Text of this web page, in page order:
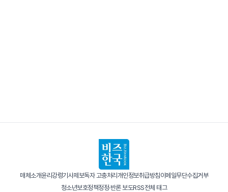
매체소개윤리강령기사제보독자 고충처리 개인정보취급방침이메일무단수집거부
청소년보호정책정정·반론 보도RSS전체 태그